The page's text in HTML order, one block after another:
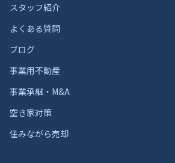
スタッフ紹介
よくある質問
ブログ
事業用不動産
事業承継・M&A
空き家対策
住みながら売却